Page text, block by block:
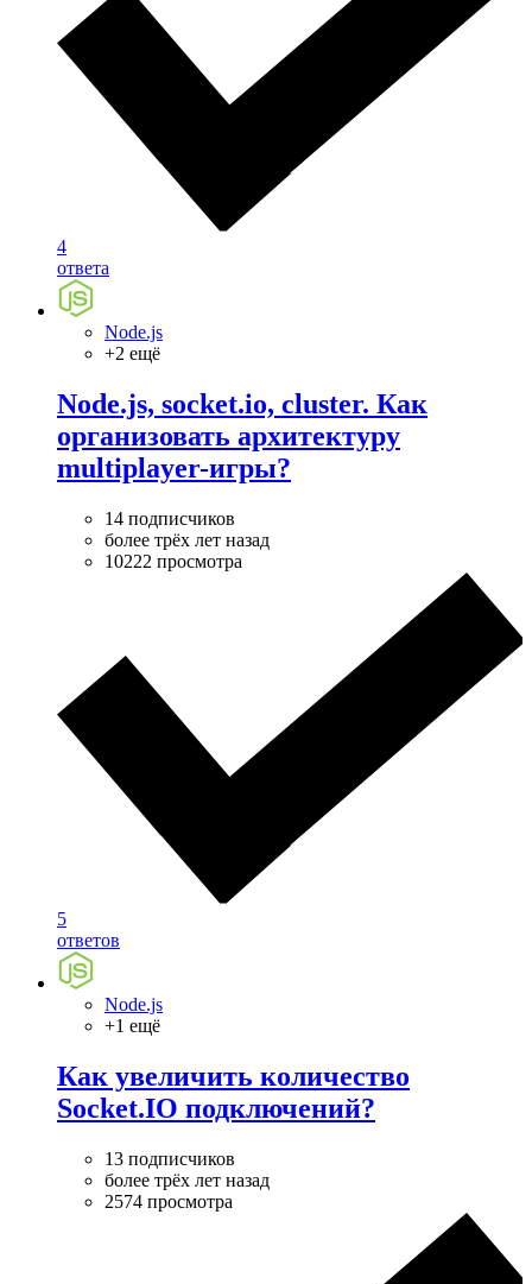
4
ответа
Node.js
+2 ещё
Node.js, socket.io, cluster. Как
организовать архитектуру
multiplayer-игры?
14 подписчиков
более трёх лет назад
10222 просмотра
5
ответов
Node.js
+1 ещё
Как увеличить количество
Socket.IO подключений?
13 подписчиков
более трёх лет назад
2574 просмотра